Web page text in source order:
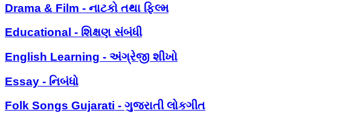
Drama & Film - નાટકો તથા ફિલ્મ
Educational - શિક્ષણ સંબંધી
English Learning - અંગ્રેજી શીખો
Essay - નિબંધો
Folk Songs Gujarati - ગુજરાતી લોકગીત